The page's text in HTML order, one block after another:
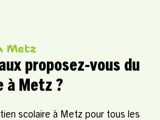
Metz
proposez-vous du
à Metz ?
scolaire à Metz pour tous les